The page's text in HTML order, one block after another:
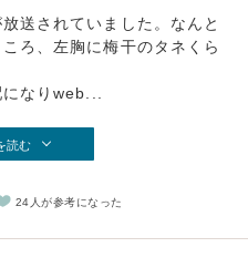
送されていました。なんと
ろ、左胸に梅干のタネくら
なりweb...
読む
24人が参考になった